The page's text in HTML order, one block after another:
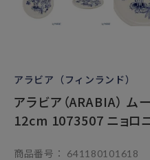
アラビア（フィンランド）
アラビア（ARABIA） ム
12cm 1073507 ニョロ
商品番号
641180101618